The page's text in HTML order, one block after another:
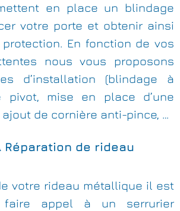
en place un blindage
votre porte et obtenir ainsi
En fonction de vos
nous vous proposons
d’installation (blindage à
pivot, mise en place d’une
de cornière anti-pince, …
de rideau
votre rideau métallique il est
faire appel à un serrurier